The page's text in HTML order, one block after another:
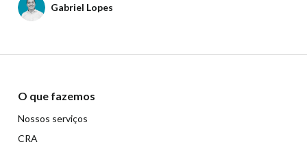
Gabriel Lopes
O que fazemos
Nossos serviços
CRA